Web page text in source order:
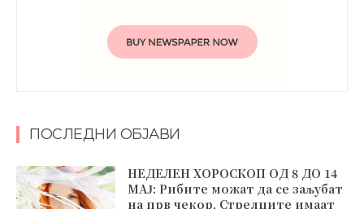
ПОСЛЕДНИ ОБЈАВИ
НЕДЕЛЕН ХОРОСКОП ОД 8 ДО 14
МАЈ: Рибите можат да се заљубат
на прв чекор, Стрелците имаат